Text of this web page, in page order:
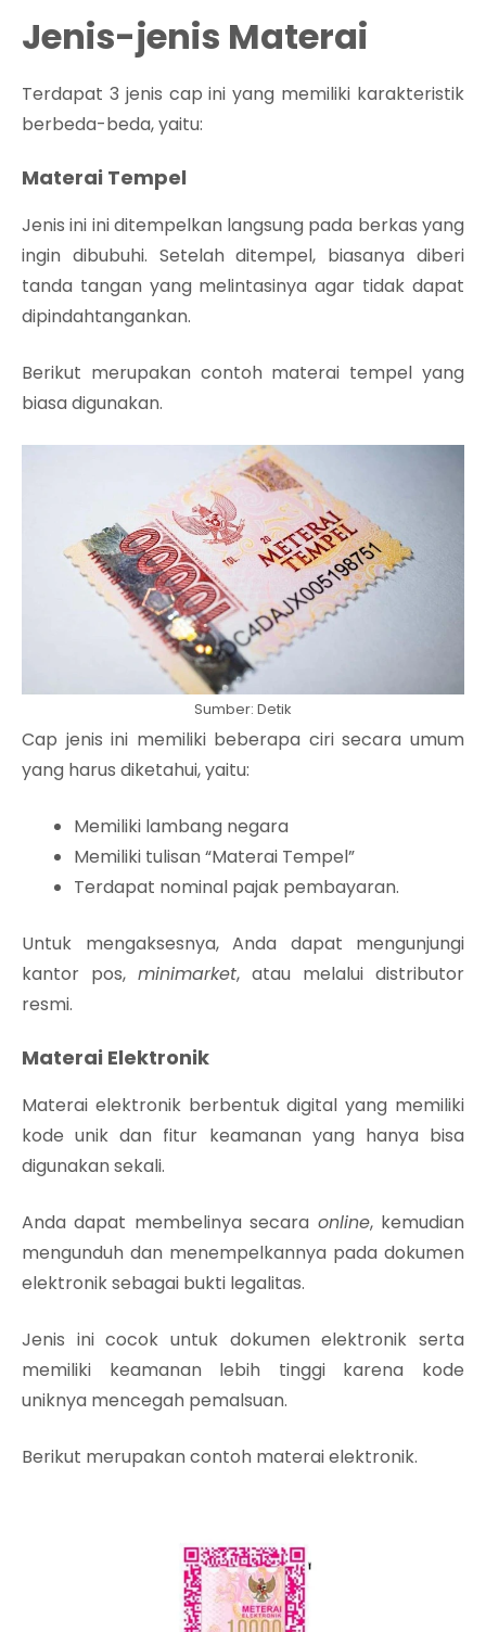
Jenis-jenis Materai
Terdapat 3 jenis cap ini yang memiliki karakteristik
berbeda-beda, yaitu:
Materai Tempel
Jenis ini ini ditempelkan langsung pada berkas yang
ingin dibubuhi. Setelah ditempel, biasanya diberi
tanda tangan yang melintasinya agar tidak dapat
dipindahtangankan.
Berikut merupakan contoh materai tempel yang
biasa digunakan.
Sumber: Detik
Cap jenis ini memiliki beberapa ciri secara umum
yang harus diketahui, yaitu:
Memiliki lambang negara
Memiliki tulisan “Materai Tempel”
Terdapat nominal pajak pembayaran.
Untuk mengaksesnya, Anda dapat mengunjungi
kantor pos, minimarket, atau melalui distributor
resmi.
Materai Elektronik
Materai elektronik berbentuk digital yang memiliki
kode unik dan fitur keamanan yang hanya bisa
digunakan sekali.
Anda dapat membelinya secara online, kemudian
mengunduh dan menempelkannya pada dokumen
elektronik sebagai bukti legalitas.
Jenis ini cocok untuk dokumen elektronik serta
memiliki keamanan lebih tinggi karena kode
uniknya mencegah pemalsuan.
Berikut merupakan contoh materai elektronik.